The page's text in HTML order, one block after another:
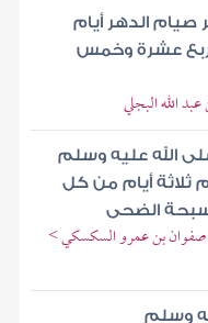
الدهر أيام
عشرة وخمس
الله البجلي
الله عليه وسلم
ثلاثة أيام من كل
وسبحة الضحى
صفوان بن عمرو السكسكي >
وسلم